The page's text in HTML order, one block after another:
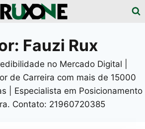
Fauzi Rux
no Mercado Digital |
de Carreira com mais de 15000
| Especialista em Posicionamento
Contato: 21960720385